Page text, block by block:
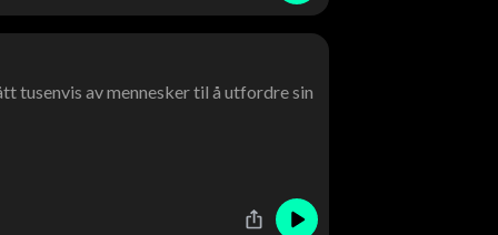
tusenvis av mennesker til å utfordre sin